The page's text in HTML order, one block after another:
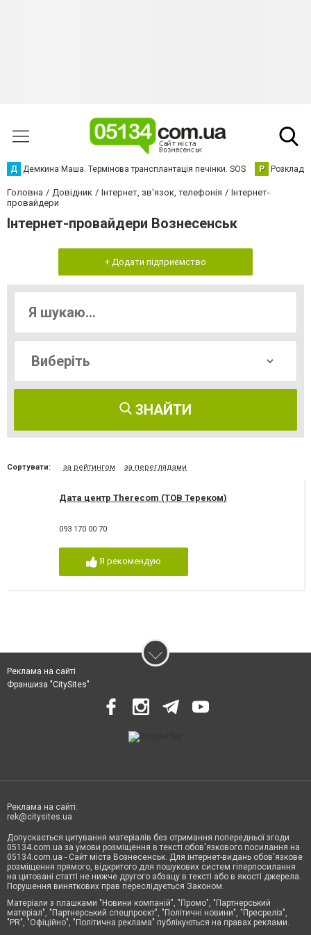
Д Демкина Маша. Термінова трансплантація печінки. SOS Р Розклад
Головна Довідник Інтернет, зв'язок, телефонія
Інтернет-
провайдери
Інтернет-провайдери Вознесенськ
+ Додати підприємство
ЗНАЙТИ
Сортувати: за рейтингом за переглядами
Дата центр Therecom (ТОВ Тереком)
093 170 00 70
Я рекомендую
Реклама на сайті
Франшиза "CitySites"
Реклама на сайті:
rek@citysites.ua
Допускається цитування матеріалів без отримання попередньої згоди
05134.com.ua за умови розміщення в тексті обов'язкового посилання на
05134.com.ua - Сайт міста Вознесенськ. Для інтернет-видань обов'язкове
розміщення прямого, відкритого для пошукових систем гіперпосилання
на цитовані статті не нижче другого абзацу в тексті або в якості джерела.
Порушення виняткових прав переслідується Законом.
Матеріали з плашками "Новини компаній", "Промо", "Партнерський
матеріал", "Партнерський спецпроєкт", "Політичні новини", "Пресреліз",
"PR", "Офіційно", "Політична реклама" публікуються на правах реклами.